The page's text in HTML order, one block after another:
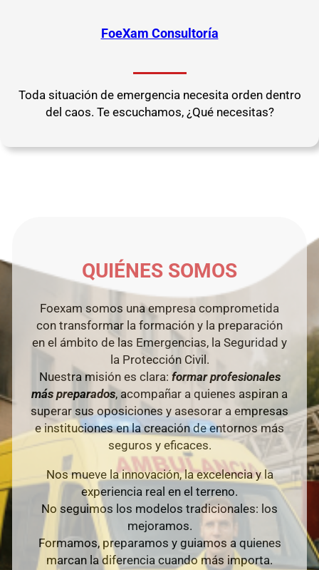
FoeXam Consultoría
Toda situación de emergencia necesita orden dentro
del caos. Te escuchamos, ¿Qué necesitas?
QUIÉNES SOMOS
Foexam somos una empresa comprometida
con transformar la formación y la preparación
en el ámbito de las Emergencias, la Seguridad y
la Protección Civil.
Nuestra misión es clara: formar profesionales
más preparados, acompañar a quienes aspiran a
superar sus oposiciones y asesorar a empresas
e instituciones en la creación de entornos más
seguros y eficaces.
Nos mueve la innovación, la excelencia y la
experiencia real en el terreno.
No seguimos los modelos tradicionales: los
mejoramos.
Formamos, preparamos y guiamos a quienes
marcan la diferencia cuando más importa.